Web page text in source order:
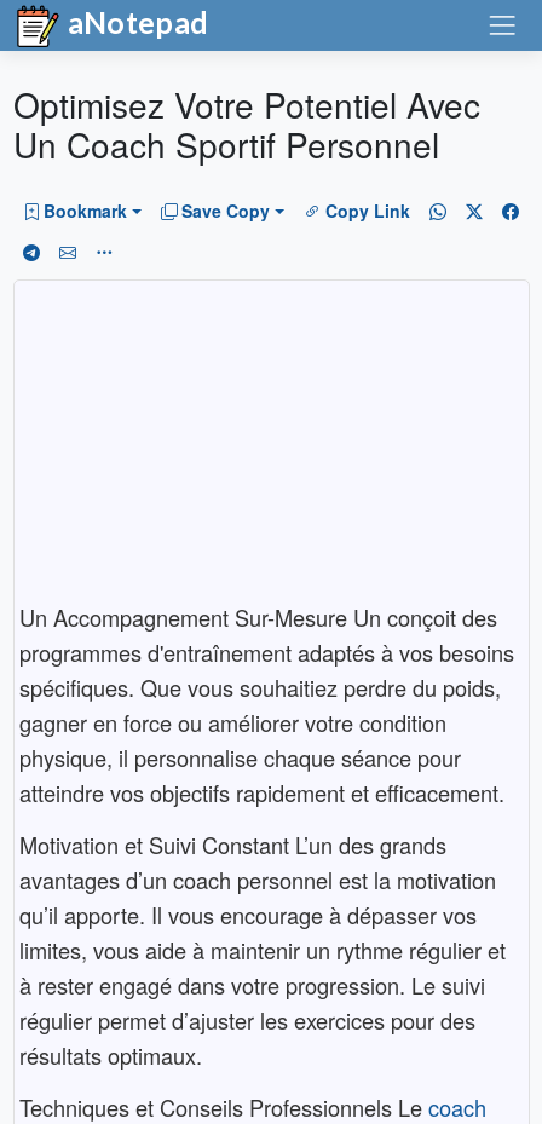
aNotepad
Optimisez Votre Potentiel Avec
Un Coach Sportif Personnel
Bookmark Save Copy Copy Link
Un Accompagnement Sur-Mesure Un conçoit des
programmes d'entraînement adaptés à vos besoins
spécifiques. Que vous souhaitiez perdre du poids,
gagner en force ou améliorer votre condition
physique, il personnalise chaque séance pour
atteindre vos objectifs rapidement et efficacement.
Motivation et Suivi Constant L’un des grands
avantages d’un coach personnel est la motivation
qu’il apporte. Il vous encourage à dépasser vos
limites, vous aide à maintenir un rythme régulier et
à rester engagé dans votre progression. Le suivi
régulier permet d’ajuster les exercices pour des
résultats optimaux.
Techniques et Conseils Professionnels Lecoach